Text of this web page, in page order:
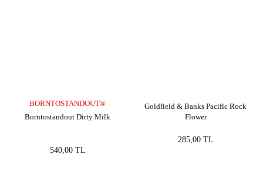
BORNTOSTANDOUT®
Borntostandout Dirty Milk
540,00 TL
Goldfield & Banks Pacific Rock
Flower
285,00 TL